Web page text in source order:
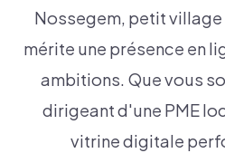
Nossegem, petit
mérite une présence en
ambitions. Que vous
dirigeant d'une PME
vitrine digitale